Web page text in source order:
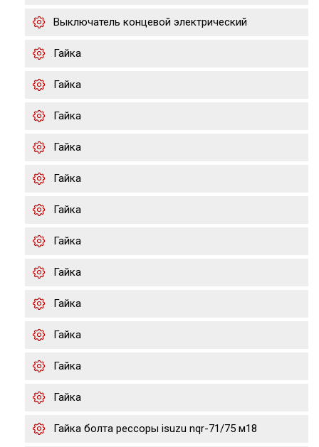
Выключатель концевой электрический
Гайка
Гайка
Гайка
Гайка
Гайка
Гайка
Гайка
Гайка
Гайка
Гайка
Гайка
Гайка
Гайка болта рессоры isuzu nqr-71/75 м18